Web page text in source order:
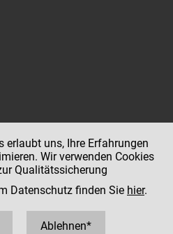
erlaubt uns, Ihre Erfahrungen
Wir verwenden Cookies
Qualitätssicherung
Datenschutz finden Sie hier.
Ablehnen*